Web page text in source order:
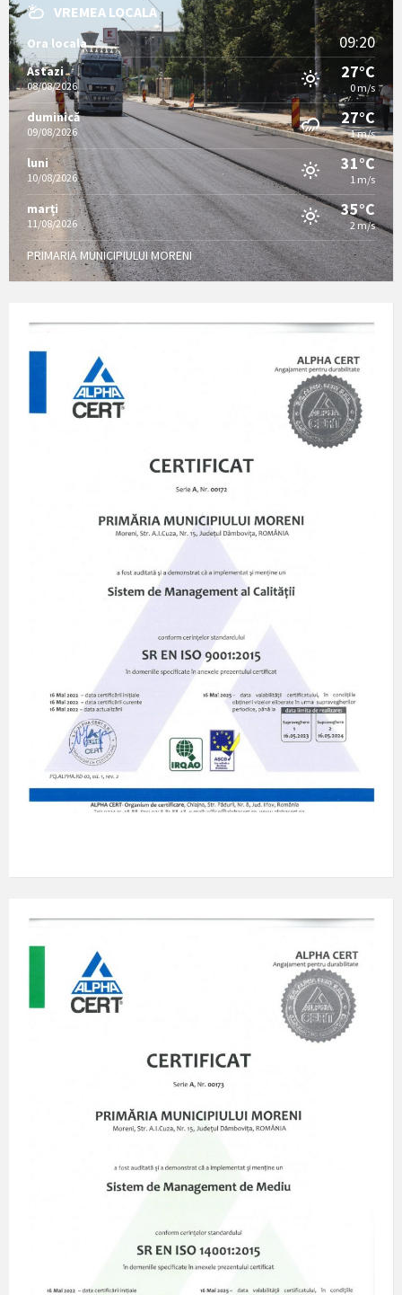
VREMEA LOCALA
Ora locala 09:20
Astazi
08/08/2026
27°C
0 m/s
duminică
09/08/2026
27°C
1 m/s
luni
10/08/2026
31°C
1 m/s
marți
11/08/2026
35°C
2 m/s
PRIMARIA MUNICIPIULUI MORENI